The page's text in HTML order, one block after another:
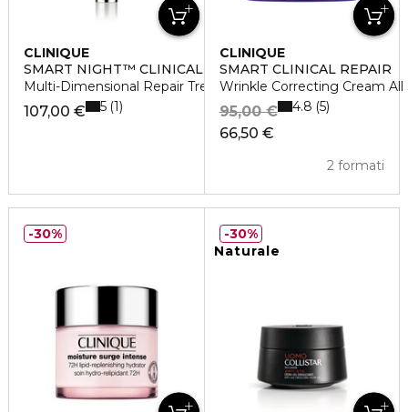
CLINIQUE
SMART NIGHT™ CLINICAL
Multi-Dimensional Repair Treatment Retinol
107,00 € 5 1
CLINIQUE
SMART CLINICAL REPAIR
Wrinkle Correcting Cream All
66,50 €
95,00 €
2 formati
4.8 5
30%
Naturale
30%